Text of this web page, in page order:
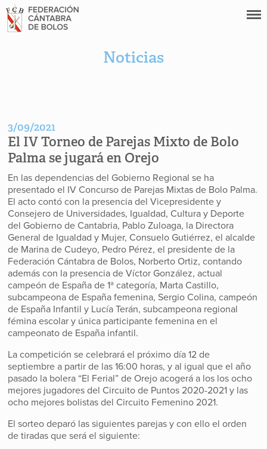
Noticias
3/09/2021
El IV Torneo de Parejas Mixto de Bolo
Palma se jugará en Orejo
En las dependencias del Gobierno Regional se ha
presentado el IV Concurso de Parejas Mixtas de Bolo Palma.
El acto contó con la presencia del Vicepresidente y
Consejero de Universidades, Igualdad, Cultura y Deporte
del Gobierno de Cantabria, Pablo Zuloaga, la Directora
General de Igualdad y Mujer, Consuelo Gutiérrez, el alcalde
de Marina de Cudeyo, Pedro Pérez, el presidente de la
Federación Cántabra de Bolos, Norberto Ortiz, contando
además con la presencia de Víctor González, actual
campeón de España de 1ª categoría, Marta Castillo,
subcampeona de España femenina, Sergio Colina, campeón
de España Infantil y Lucía Terán, subcampeona regional
fémina escolar y única participante femenina en el
campeonato de España infantil.
La competición se celebrará el próximo día 12 de
septiembre a partir de las 16:00 horas, y al igual que el año
pasado la bolera “El Ferial” de Orejo acogerá a los los ocho
mejores jugadores del Circuito de Puntos 2020-2021 y las
ocho mejores bolistas del Circuito Femenino 2021.
El sorteo deparó las siguientes parejas y con ello el orden
de tiradas que será el siguiente: